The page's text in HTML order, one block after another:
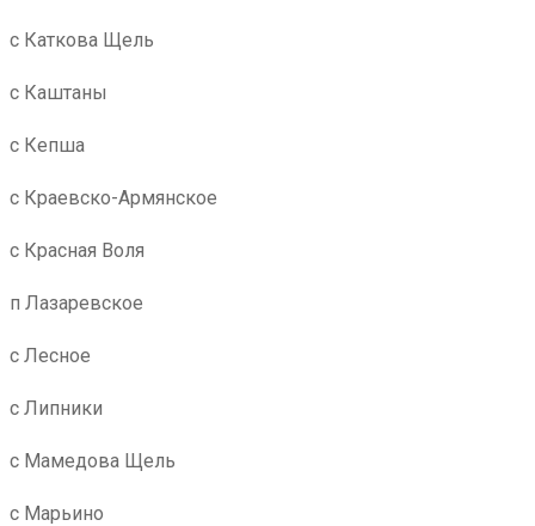
с Каткова Щель
с Каштаны
с Кепша
с Краевско-Армянское
с Красная Воля
п Лазаревское
с Лесное
с Липники
с Мамедова Щель
с Марьино